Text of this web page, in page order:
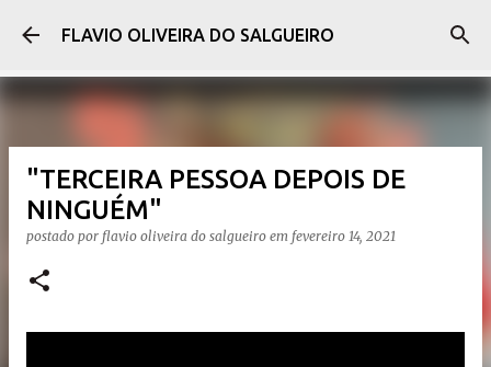
Pular para o conteúdo principal
FLAVIO OLIVEIRA DO SALGUEIRO
"TERCEIRA PESSOA DEPOIS DE
NINGUÉM"
postado por flavio oliveira do salgueiro em fevereiro 14, 2021